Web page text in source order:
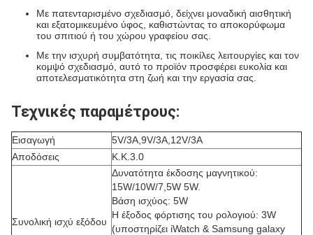
Με πατενταρισμένο σχεδιασμό, δείχνει μοναδική αισθητική
και εξατομικευμένο ύφος, καθιστώντας το αποκορύφωμα
του σπιτιού ή του χώρου γραφείου σας.
Με την ισχυρή συμβατότητα, τις ποικίλες λειτουργίες και τον
κομψό σχεδιασμό, αυτό το προϊόν προσφέρει ευκολία και
αποτελεσματικότητα στη ζωή και την εργασία σας.
Τεχνικές παραμέτρους:
Εισαγωγή
5V/3A,9V/3A,12V/3A
Αποδόσεις
Κ.Κ.3.0
Συνολική ισχύ εξόδου
Δυνατότητα έκδοσης μαγνητικού:
15W/10W/7,5W 5W.
Βάση ισχύος: 5W
Η έξοδος φόρτισης του ρολογιού: 3W
(υποστηρίζει iWatch & Samsung galaxy